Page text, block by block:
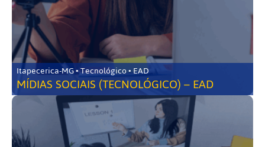
Itapecerica-MG • Tecnológico • EAD
MÍDIAS SOCIAIS (TECNOLÓGICO) – EAD